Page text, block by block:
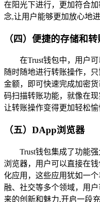
在阳光下进行，更加符合
念,让用户能够更加放心地进
（四）便捷的存储和转
在Trust钱包中，用户
随时随地进行转账操作，
金额，即可快速完成加密
码扫描转账功能，就像在
让转账操作变得更加轻松愉
（五）DApp浏览器
Trust钱包集成了功能
浏览器，用户可以直接在
化应用，这些应用犹如一
融、社交等多个领域，用
来的创新和魅力,开启一段